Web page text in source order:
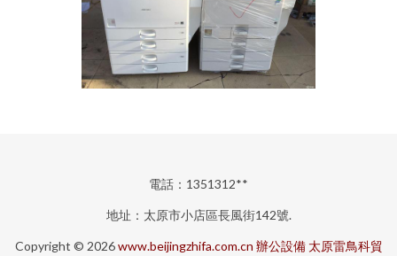
電話：1351312**
地址：太原市小店區長風街142號.
Copyright © 2026www.beijingzhifa.com.cn 辦公設備 太原雷鳥科貿